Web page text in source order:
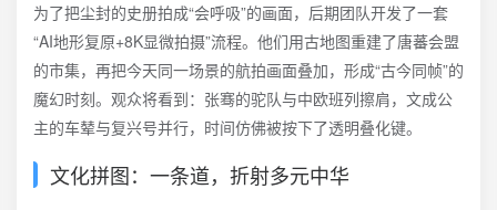
为了把尘封的史册拍成“会呼吸”的画面，后期团队开发了一套
“AI地形复原+8K显微拍摄”流程。他们用古地图重建了唐蕃会盟
的市集，再把今天同一场景的航拍画面叠加，形成“古今同帧”的
魔幻时刻。观众将看到：张骞的驼队与中欧班列擦肩，文成公
主的车辇与复兴号并行，时间仿佛被按下了透明叠化键。
文化拼图：一条道，折射多元中华